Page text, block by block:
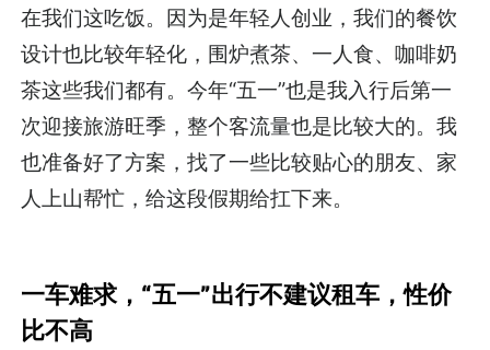
在我们这吃饭。因为是年轻人创业，我们的餐饮
设计也比较年轻化，围炉煮茶、一人食、咖啡奶
茶这些我们都有。今年“五一”也是我入行后第一
次迎接旅游旺季，整个客流量也是比较大的。我
也准备好了方案，找了一些比较贴心的朋友、家
人上山帮忙，给这段假期给扛下来。
一车难求，“五一”出行不建议租车，性价
比不高